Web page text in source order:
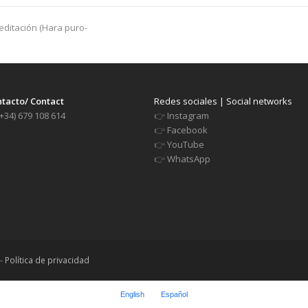
(Hara puro-
Contact
679 108 614
Redes sociales | Social networks
👉 Instagram
👉 Facebook
👉YouTube
👉WhatsApp
Política de privacidad
English Español